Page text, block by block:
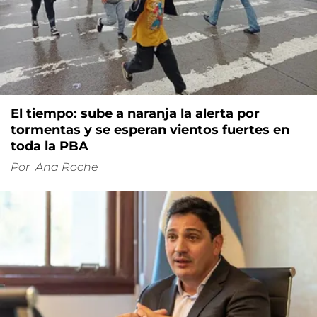
El tiempo: sube a naranja la alerta por
tormentas y se esperan vientos fuertes en
toda la PBA
Por Ana Roche